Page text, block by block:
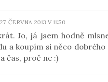
27. ČERVNA 2013 V 11:50
Jo, já jsem hodně
a koupím si něco dobrého
čas, proč ne :)